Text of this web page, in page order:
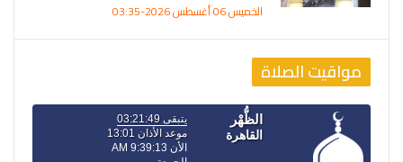
الخميس 06 أغسطس 2026-03:35
مواقيت الصلاة